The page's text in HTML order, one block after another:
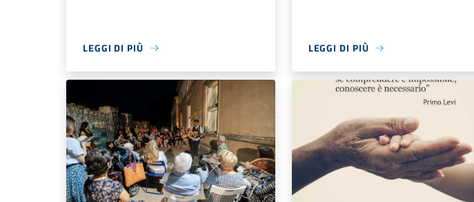
LEGGI DI PIÙ LEGGI DI PIÙ